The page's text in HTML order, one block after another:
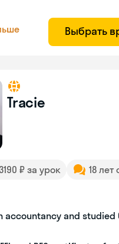
Выбрать
Tracie
₽ за урок
18 лет
accountancy and studied